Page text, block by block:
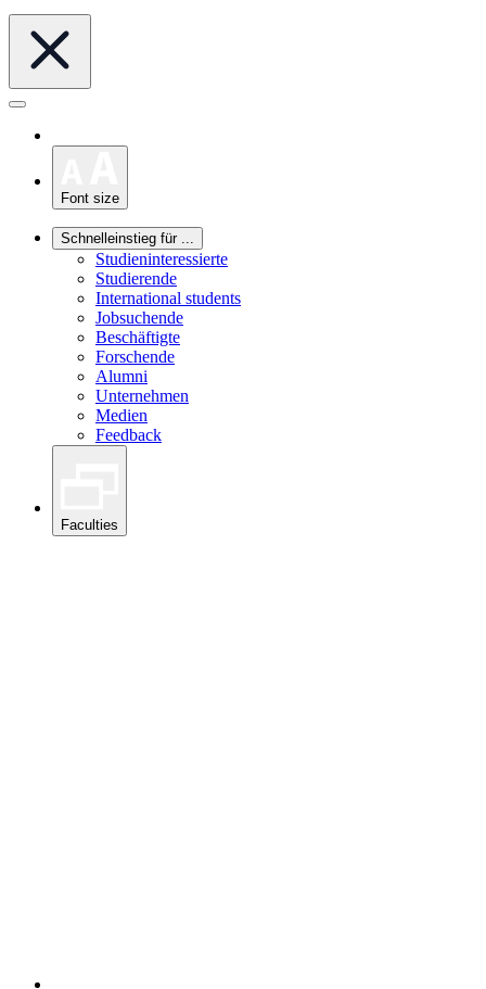
Font size
Schnelleinstieg für ...
Studieninteressierte
Studierende
International students
Jobsuchende
Beschäftigte
Forschende
Alumni
Unternehmen
Medien
Feedback
Faculties